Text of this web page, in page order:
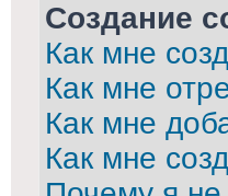
Создание
Как мне
Как мне
Как мне
Как мне